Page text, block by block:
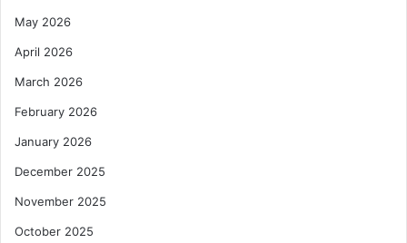
May 2026
April 2026
March 2026
February 2026
January 2026
December 2025
November 2025
October 2025